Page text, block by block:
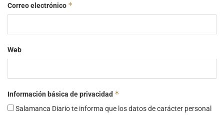
Correo electrónico *
Web
Información básica de privacidad *
Salamanca Diario te informa que los datos de carácter personal